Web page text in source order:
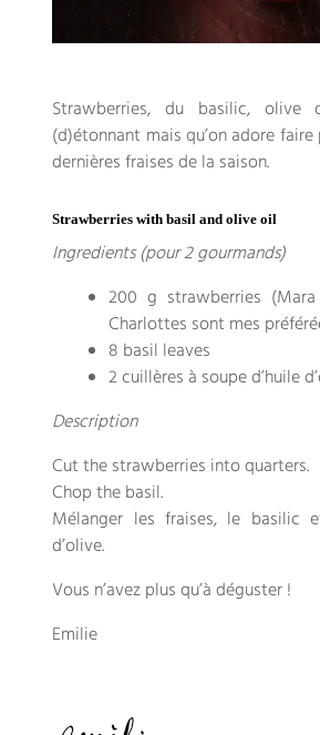
Strawberries, du basilic, olive
(d)étonnant mais qu’on adore
dernières fraises de la saison.
Strawberries with basil and olive oil
Ingredients (pour 2 gourmands)
200 g strawberries (
Charlottes sont mes
8 basil leaves
2cuillères à soupe d’huile
Description
Cut the strawberries into quarters.
Chop the basil.
Mélanger les fraises, le basilic
d’olive.
Vous n’avez plus qu’à déguster!
Emilie